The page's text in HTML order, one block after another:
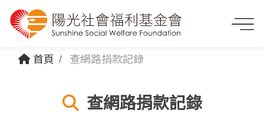
首頁 查網路捐款記錄
查網路捐款記錄